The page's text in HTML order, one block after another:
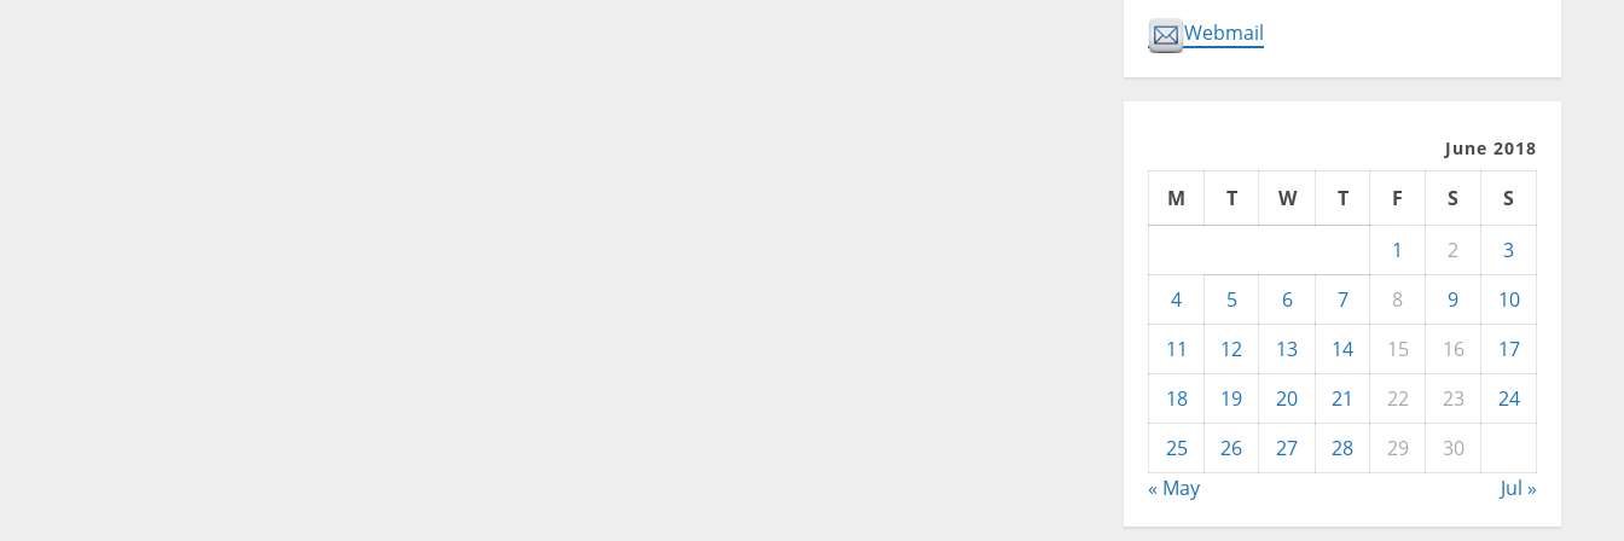
Webmail
June 2018
M T W T F S
S
1
2
3
4
5 6 7 8 9
10
11
12 13 14 15 16
17
18
19 20 21 22 23
24
25
26 27 28 29
30
« May
Jul »